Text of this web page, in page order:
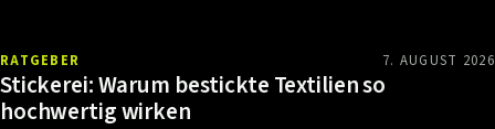
RATGEBER 7. AUGUST 2026
Stickerei: Warum bestickte Textilien so
hochwertig wirken